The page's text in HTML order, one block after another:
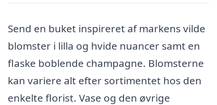
Send en buket inspireret af markens vilde
blomster i lilla og hvide nuancer samt en
flaske boblende champagne. Blomsterne
kan variere alt efter sortimentet hos den
enkelte florist. Vase og den øvrige